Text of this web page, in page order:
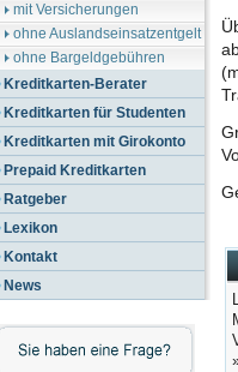
mit Versicherungen
ohne Auslandseinsatzentgelt
ohne Bargeldgebühren
Kreditkarten-Berater
Kreditkarten für Studenten
Kreditkarten mit Girokonto
Prepaid Kreditkarten
Ratgeber
Lexikon
Kontakt
News